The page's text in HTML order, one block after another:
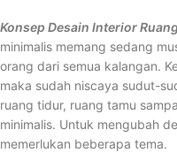
Konsep Desain Interior
minimalis memang sedang
orang dari semua kalangan.
maka sudah niscaya sudut-
ruang tidur, ruang tamu
minimalis. Untuk mengubah
memerlukan beberapa tema.